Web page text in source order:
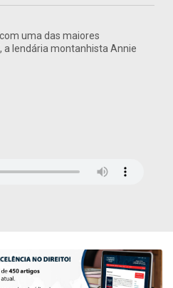
uma das maiores
a lendária montanhista Annie